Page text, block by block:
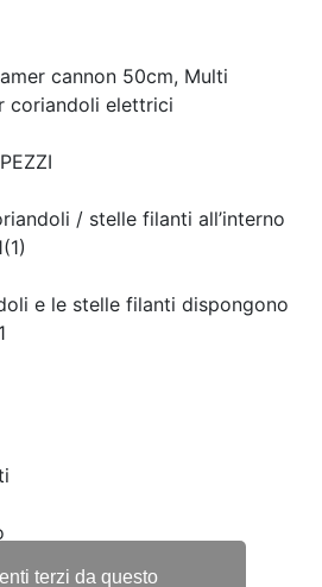
terzi da questo
cannon 50cm, Multi
coriandoli elettrici
/ stelle filanti all’interno
e le stelle filanti dispongono